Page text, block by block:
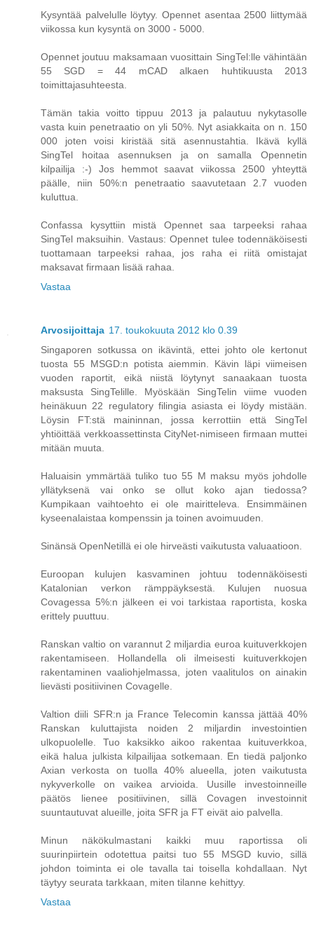
Kysyntää palvelulle löytyy. Opennet asentaa 2500 liittymää
viikossa kun kysyntä on 3000 - 5000.
Opennet joutuu maksamaan vuosittain SingTel:lle vähintään
55 SGD = 44 mCAD alkaen huhtikuusta 2013
toimittajasuhteesta.
Tämän takia voitto tippuu 2013 ja palautuu nykytasolle
vasta kuin penetraatio on yli 50%. Nyt asiakkaita on n. 150
000 joten voisi kiristää sitä asennustahtia. Ikävä kyllä
SingTel hoitaa asennuksen ja on samalla Opennetin
kilpailija :-) Jos hemmot saavat viikossa 2500 yhteyttä
päälle, niin 50%:n penetraatio saavutetaan 2.7 vuoden
kuluttua.
Confassa kysyttiin mistä Opennet saa tarpeeksi rahaa
SingTel maksuihin. Vastaus: Opennet tulee todennäköisesti
tuottamaan tarpeeksi rahaa, jos raha ei riitä omistajat
maksavat firmaan lisää rahaa.
Vastaa
Arvosijoittaja 17. toukokuuta 2012 klo 0.39
Singaporen sotkussa on ikävintä, ettei johto ole kertonut
tuosta 55 MSGD:n potista aiemmin. Kävin läpi viimeisen
vuoden raportit, eikä niistä löytynyt sanaakaan tuosta
maksusta SingTelille. Myöskään SingTelin viime vuoden
heinäkuun 22 regulatory filingia asiasta ei löydy mistään.
Löysin FT:stä maininnan, jossa kerrottiin että SingTel
yhtiöittää verkkoassettinsta CityNet-nimiseen firmaan muttei
mitään muuta.
Haluaisin ymmärtää tuliko tuo 55 M maksu myös johdolle
yllätyksenä vai onko se ollut koko ajan tiedossa?
Kumpikaan vaihtoehto ei ole mairitteleva. Ensimmäinen
kyseenalaistaa kompenssin ja toinen avoimuuden.
Sinänsä OpenNetillä ei ole hirveästi vaikutusta valuaatioon.
Euroopan kulujen kasvaminen johtuu todennäköisesti
Katalonian verkon rämppäyksestä. Kulujen nuosua
Covagessa 5%:n jälkeen ei voi tarkistaa raportista, koska
erittely puuttuu.
Ranskan valtio on varannut 2 miljardia euroa kuituverkkojen
rakentamiseen. Hollandella oli ilmeisesti kuituverkkojen
rakentaminen vaaliohjelmassa, joten vaalitulos on ainakin
lievästi positiivinen Covagelle.
Valtion diili SFR:n ja France Telecomin kanssa jättää 40%
Ranskan kuluttajista noiden 2 miljardin investointien
ulkopuolelle. Tuo kaksikko aikoo rakentaa kuituverkkoa,
eikä halua julkista kilpailijaa sotkemaan. En tiedä paljonko
Axian verkosta on tuolla 40% alueella, joten vaikutusta
nykyverkolle on vaikea arvioida. Uusille investoinneille
päätös lienee positiivinen, sillä Covagen investoinnit
suuntautuvat alueille, joita SFR ja FT eivät aio palvella.
Minun näkökulmastani kaikki muu raportissa oli
suurinpiirtein odotettua paitsi tuo 55 MSGD kuvio, sillä
johdon toiminta ei ole tavalla tai toisella kohdallaan. Nyt
täytyy seurata tarkkaan, miten tilanne kehittyy.
Vastaa